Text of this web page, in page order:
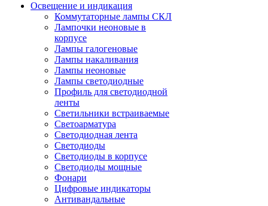
Освещение и индикация
Коммутаторные лампы СКЛ
Лампочки неоновые в
корпусе
Лампы галогеновые
Лампы накаливания
Лампы неоновые
Лампы светодиодные
Профиль для светодиодной
ленты
Светильники встраиваемые
Светоарматура
Светодиодная лента
Светодиоды
Светодиоды в корпусе
Светодиоды мощные
Фонари
Цифровые индикаторы
Антивандальные